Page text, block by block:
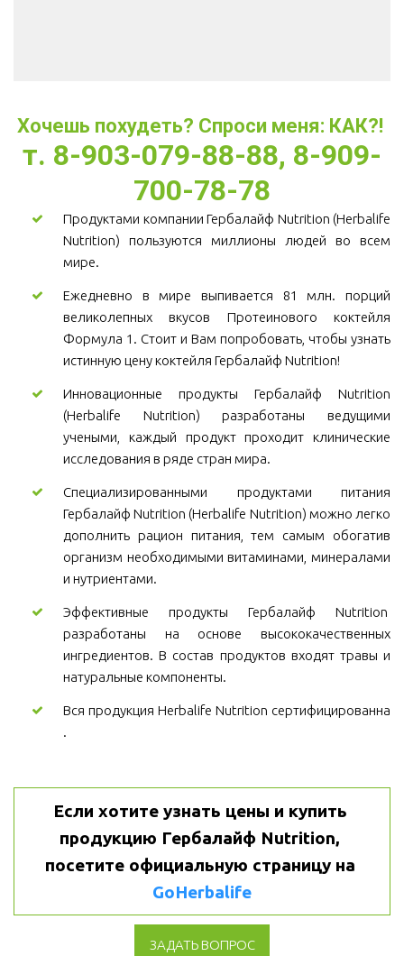
Хочешь похудеть? Спроси меня: КАК?!
т. 8-903-079-88-88, 8-909-
700-78-78
Продуктами компании Гербалайф Nutrition (Herbalife
Nutrition) пользуются миллионы людей во всем
мире.
Ежедневно в мире выпивается 81 млн. порций
великолепных вкусов Протеинового коктейля
Формула 1. Стоит и Вам попробовать, чтобы узнать
истинную цену коктейля Гербалайф Nutrition!
Инновационные продукты Гербалайф Nutrition
(Herbalife Nutrition) разработаны ведущими
учеными, каждый продукт проходит клинические
исследования в ряде стран мира.
Специализированными продуктами питания
Гербалайф Nutrition (Herbalife Nutrition) можно легко
дополнить рацион питания, тем самым обогатив
организм необходимыми витаминами, минералами
и нутриентами.
Эффективные продукты Гербалайф Nutrition
разработаны на основе высококачественных
ингредиентов. В состав продуктов входят травы и
натуральные компоненты.
Вся продукция Herbalife Nutrition сертифицированна
.
Если хотите узнать цены и купить
продукцию Гербалайф Nutrition,
GoHerbalife
ЗАДАТЬ ВОПРОС